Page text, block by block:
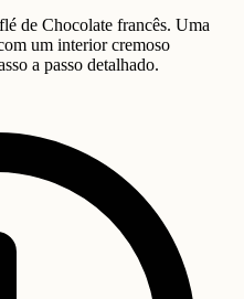
de Chocolate francês. Uma
um interior cremoso
a passo detalhado.